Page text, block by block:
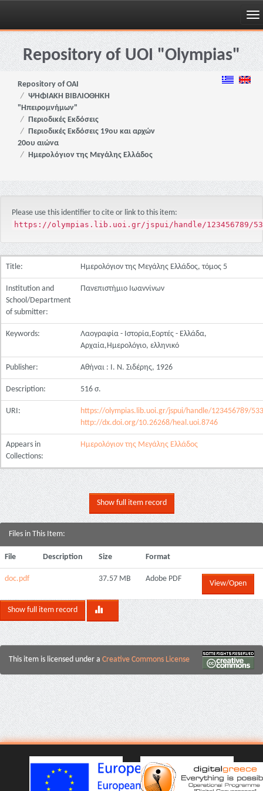
Skip
navigationRepository of UOI "Olympias"
Repository of OAI
ΨΗΦΙΑΚΗ ΒΙΒΛΙΟΘΗΚΗ
"Ηπειρομνήμων"
Περιοδικές Εκδόσεις
Περιοδικές Εκδόσεις 19ου και αρχών
20ου αιώνα
Ημερολόγιον της Μεγάλης Ελλάδος
Please use this identifier to cite or link to this item:
https://olympias.lib.uoi.gr/jspui/handle/123456789/
Title: Ημερολόγιον της Μεγάλης Ελλάδος, τόμος 5
Institution and
School/Department
of submitter:
Πανεπιστήμιο Ιωαννίνων
Keywords:
Λαογραφία - Ιστορία,Εορτές - Ελλάδα,
Αρχαία,Ημερολόγιο, ελληνικό
Publisher: Αθήναι : Ι. Ν. Σιδέρης, 1926
Description: 516 σ.
URI:
https://olympias.lib.uoi.gr/jspui/handle/123456789/
http://dx.doi.org/10.26268/heal.uoi.8746
Appears in
Collections:
Ημερολόγιον της Μεγάλης Ελλάδος
Show full item record
Files in This Item:
File Description Size Format
doc.pdf 37.57 MB Adobe PDF
View/Open
Show full item record
This item is licensed under a Creative Commons License